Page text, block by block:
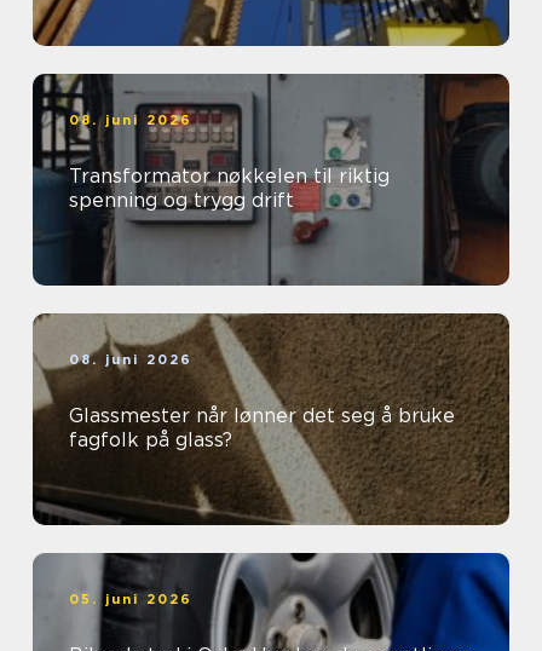
08. juni 2026
Transformator nøkkelen til riktig
spenning og trygg drift
08. juni 2026
Glassmester når lønner det seg å bruke
fagfolk på glass?
05. juni 2026